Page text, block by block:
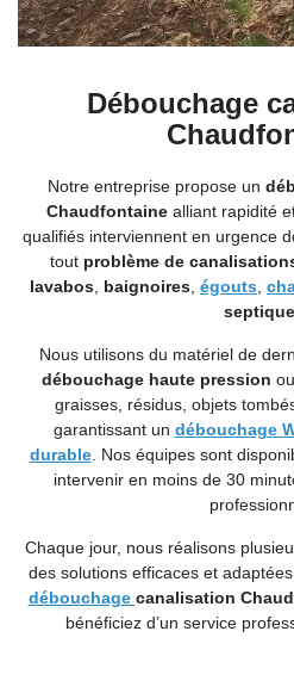
Débouchage
Notre entreprise propose un
Chaudfontainealliant rapidité
qualifiés interviennent en urgence
tout problème de
lavabos baignoires égouts
Nous utilisons du matériel de
débouchage haute pression
graisses, résidus, objets
garantissant un débouchage
durable. Nos équipes sont
intervenir en moins de 30
Chaque jour, nous réalisons
des solutions efficaces et
débouchage canalisation
bénéficiez d’un service